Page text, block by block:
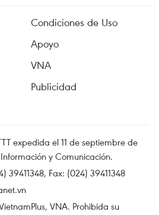
Condiciones de Uso
Apoyo
VNA
Publicidad
expedida el 11 de septiembre de
y Comunicación.
39411348, Fax: (024) 39411348
VNA. Prohibida su